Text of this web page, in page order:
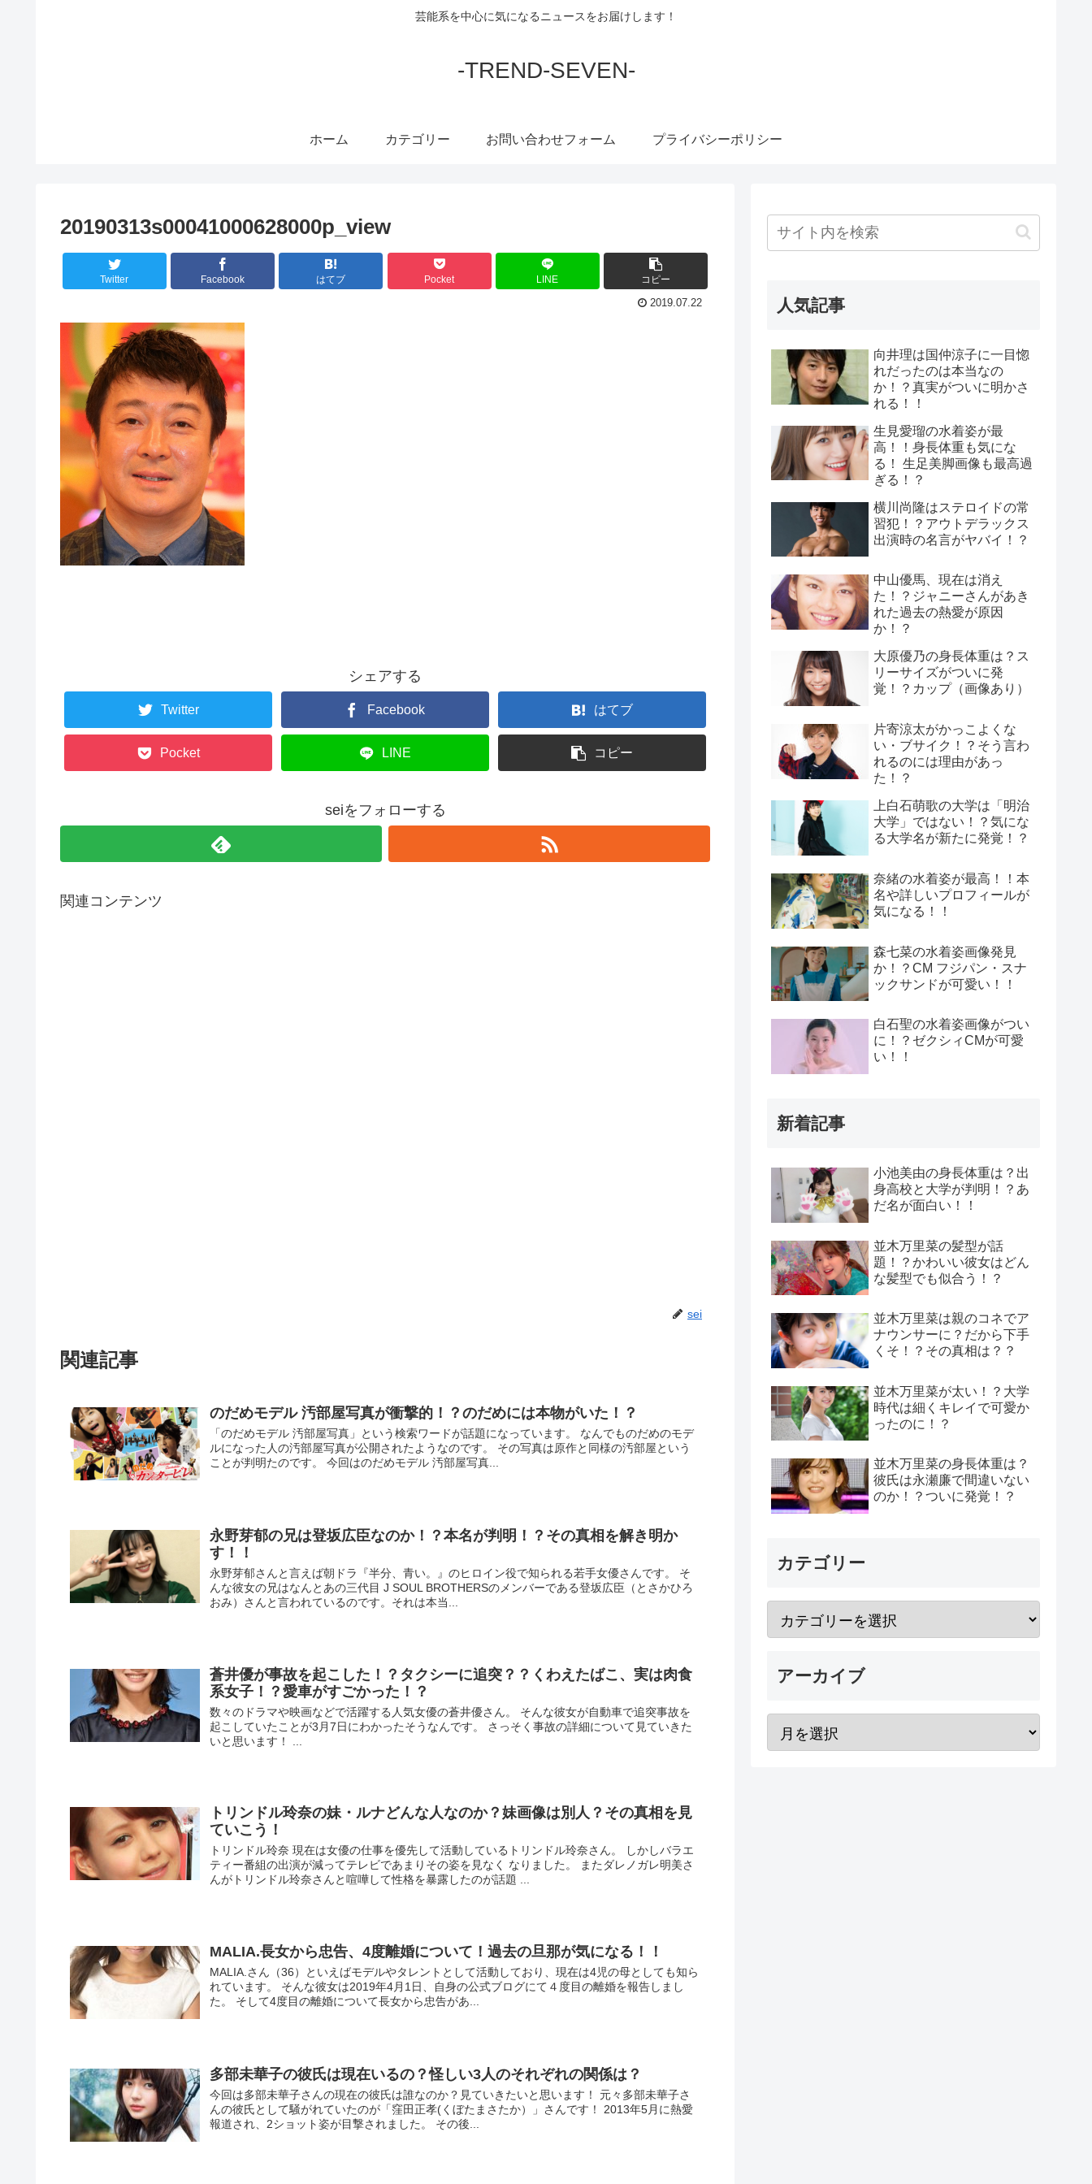
芸能系を中心に気になるニュースをお届けします！
-TREND-SEVEN-
ホーム カテゴリー お問い合わせフォーム プライバシーポリシー
20190313s00041000628000p_view
Twitter Facebook はてブ Pocket LINE コピー
2019.07.22
シェアする
Twitter Facebook はてブ
Pocket LINE コピー
seiをフォローする
関連コンテンツ
sei
関連記事
のだめモデル 汚部屋写真が衝撃的！？のだめには本物がいた！？
「のだめモデル 汚部屋写真」という検索ワードが話題になっています。 なんでものだめのモデ
ルになった人の汚部屋写真が公開されたようなのです。 その写真は原作と同様の汚部屋という
ことが判明たのです。 今回はのだめモデル 汚部屋写真...
永野芽郁の兄は登坂広臣なのか！？本名が判明！？その真相を解き明か
す！！
永野芽郁さんと言えば朝ドラ『半分、青い。』のヒロイン役で知られる若手女優さんです。 そ
んな彼女の兄はなんとあの三代目 J SOUL BROTHERSのメンバーである登坂広臣（とさかひろ
おみ）さんと言われているのです。それは本当...
蒼井優が事故を起こした！？タクシーに追突？？くわえたばこ、実は肉食
系女子！？愛車がすごかった！？
数々のドラマや映画などで活躍する人気女優の蒼井優さん。 そんな彼女が自動車で追突事故を
起こしていたことが3月7日にわかったそうなんです。 さっそく事故の詳細について見ていきた
いと思います！ ...
トリンドル玲奈の妹・ルナどんな人なのか？妹画像は別人？その真相を見
ていこう！
トリンドル玲奈 現在は女優の仕事を優先して活動しているトリンドル玲奈さん。 しかしバラエ
ティー番組の出演が減ってテレビであまりその姿を見なく なりました。 またダレノガレ明美さ
んがトリンドル玲奈さんと喧嘩して性格を暴露したのが話題 ...
MALIA.長女から忠告、4度離婚について！過去の旦那が気になる！！
MALIA.さん（36）といえばモデルやタレントとして活動しており、現在は4児の母としても知ら
れています。 そんな彼女は2019年4月1日、自身の公式ブログにて４度目の離婚を報告しまし
た。 そして4度目の離婚について長女から忠告があ...
多部未華子の彼氏は現在いるの？怪しい3人のそれぞれの関係は？
今回は多部未華子さんの現在の彼氏は誰なのか？見ていきたいと思います！ 元々多部未華子さ
んの彼氏として騒がれていたのが「窪田正孝(くぼたまさたか）」さんです！ 2013年5月に熱愛
報道され、2ショット姿が目撃されました。 その後...
人気記事
向井理は国仲涼子に一目惚
れだったのは本当なの
か！？真実がついに明かさ
れる！！
生見愛瑠の水着姿が最
高！！身長体重も気にな
る！ 生足美脚画像も最高過
ぎる！？
横川尚隆はステロイドの常
習犯！？アウトデラックス
出演時の名言がヤバイ！？
中山優馬、現在は消え
た！？ジャニーさんがあき
れた過去の熱愛が原因
か！？
大原優乃の身長体重は？ス
リーサイズがついに発
覚！？カップ（画像あり）
片寄涼太がかっこよくな
い・ブサイク！？そう言わ
れるのには理由があっ
た！？
上白石萌歌の大学は「明治
大学」ではない！？気にな
る大学名が新たに発覚！？
奈緒の水着姿が最高！！本
名や詳しいプロフィールが
気になる！！
森七菜の水着姿画像発見
か！？CM フジパン・スナ
ックサンドが可愛い！！
白石聖の水着姿画像がつい
に！？ゼクシィCMが可愛
い！！
新着記事
小池美由の身長体重は？出
身高校と大学が判明！？あ
だ名が面白い！！
並木万里菜の髪型が話
題！？かわいい彼女はどん
な髪型でも似合う！？
並木万里菜は親のコネでア
ナウンサーに？だから下手
くそ！？その真相は？？
並木万里菜が太い！？大学
時代は細くキレイで可愛か
ったのに！？
並木万里菜の身長体重は？
彼氏は永瀬廉で間違いない
のか！？ついに発覚！？
カテゴリー
アーカイブ